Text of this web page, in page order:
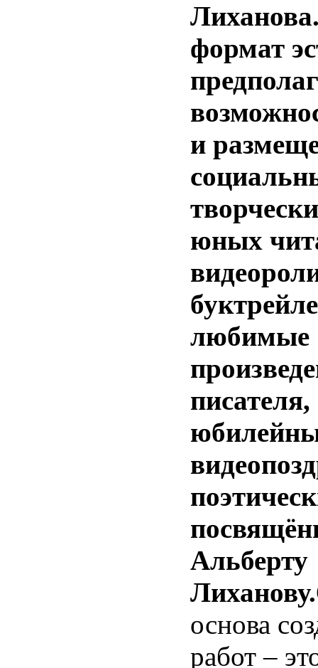
формат
и
юных
любимые
писателя,
Альберту
Лиханову.
основа
работ –